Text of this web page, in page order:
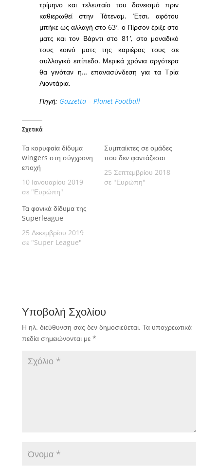
τρίμηνο και τελευταίο του δανεισμό πριν
καθιερωθεί στην Τότεναμ. Έτσι, αφότου
μπήκε ως αλλαγή στο 63′, ο Πίρσον έριξε στο
ματς και τον Βάρντι στο 81′, στο μοναδικό
τους κοινό ματς της καριέρας τους σε
συλλογικό επίπεδο. Μερικά χρόνια αργότερα
θα γινόταν η… επανασύνδεση για τα Τρία
Λιοντάρια.
Πηγή: Gazzetta – Planet Football
Σχετικά
Τα κορυφαία δίδυμα
wingers στη σύγχρονη
εποχή
10 Ιανουαρίου 2019
σε "Ευρώπη"
Συμπαίκτες σε ομάδες
που δεν φαντάζεσαι
25 Σεπτεμβρίου 2018
σε "Ευρώπη"
Τα φονικά δίδυμα της
Superleague
25 Δεκεμβρίου 2019
σε "Super League"
Υποβολή Σχολίου
Η ηλ. διεύθυνση σας δεν δημοσιεύεται. Τα υποχρεωτικά
πεδία σημειώνονται με *